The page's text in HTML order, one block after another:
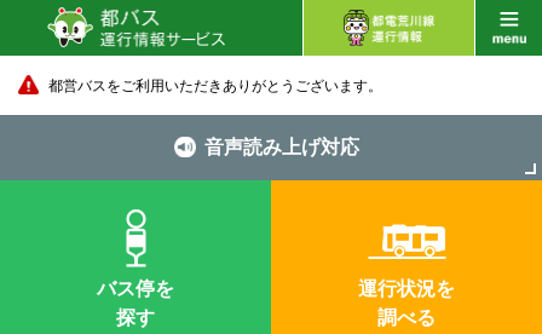
都営バスをご利用いただきありがとうございます。
音声読み上げ対応
バス停を
探す
運行状況を
調べる